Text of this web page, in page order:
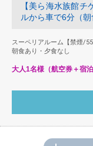
【美ら海水族館
ルから車で6分（朝
スーペリアルーム【禁煙/55
朝食あり・夕食なし
大人1名様（航空券＋宿